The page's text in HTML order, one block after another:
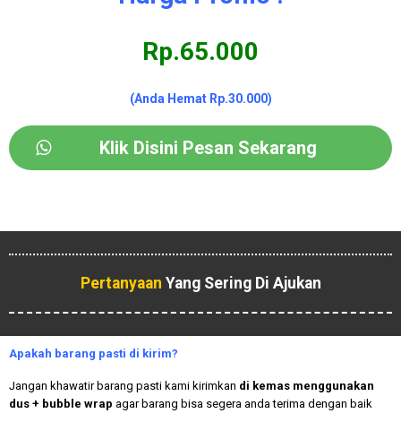
Rp.65.000
(Anda Hemat Rp.30.000)
Klik Disini Pesan Sekarang
Pertanyaan Yang Sering Di Ajukan
Apakah barang pasti di kirim?
Jangan khawatir barang pasti kami kirimkan di kemas menggunakan
dus + bubble wrap agar barang bisa segera anda terima dengan baik